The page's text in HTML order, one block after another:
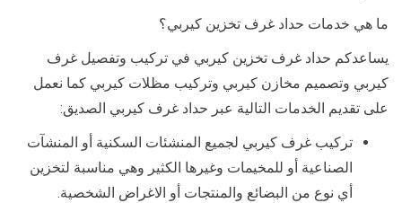
ما هي خدمات حداد غرف تخزين كيربي؟
يساعدكم حداد غرف تخزين كيربي في تركيب وتفصيل غرف
كيربي وتصميم مخازن كيربي وتركيب مظلات كيربي كما نعمل
على تقديم الخدمات التالية عبر حداد غرف كيربي الصديق:
تركيب غرف كيربي لجميع المنشئات السكنية أو المنشآت
الصناعية أو للمخيمات وغيرها الكثير وهي مناسبة لتخزين
أي نوع من البضائع والمنتجات أو الاغراض الشخصية.